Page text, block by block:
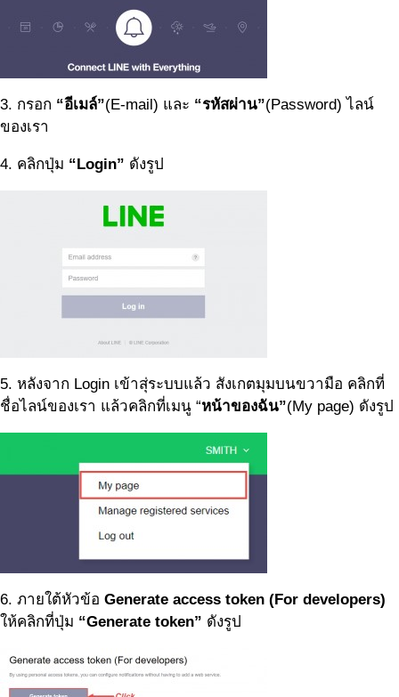
3. กรอก “อีเมล์”(E-mail) และ “รหัสผ่าน”(Password) ไลน์
ของเรา
4. คลิกปุ่ม “Login” ดังรูป
5. หลังจาก Login เข้าสุ่ระบบแล้ว สังเกตมุมบนขวามือ คลิกที่
ชื่อไลน์ของเรา แล้วคลิกที่เมนู “หน้าของฉัน”(My page) ดังรูป
6. ภายใต้หัวข้อ Generate access token (For developers)
ให้คลิกที่ปุ่ม “Generate token” ดังรูป